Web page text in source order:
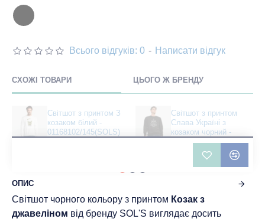
Всього відгуків: 0 - Написати відгук
СХОЖІ ТОВАРИ ЦЬОГО Ж БРЕНДУ
Світшот з принтом З
козаком білий -
01168102/145(SOLS)
Світшот з принтом
Слава Україні з
козаком чорний -
01168312/160(SOLS)
ОПИС
Світшот чорного кольору з принтом Козак з
джавеліном від бренду SOL'S виглядає досить